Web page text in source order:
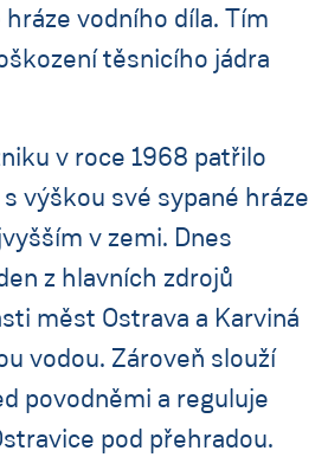
vodního díla. Tím
těsnicího jádra
v roce 1968 patřilo
výškou své sypané hráze
v zemi. Dnes
z hlavních zdrojů
měst Ostrava a Karviná
vodou. Zároveň slouží
povodněmi a reguluje
pod přehradou.